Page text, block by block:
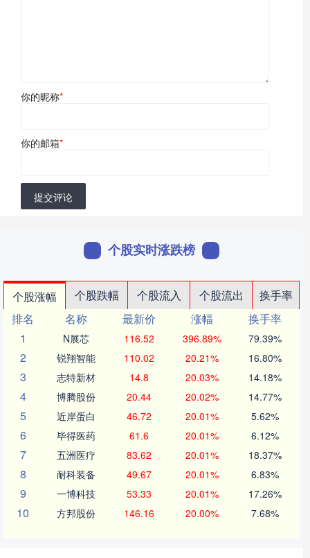
你的昵称*
你的邮箱*
提交评论
个股实时涨跌榜
个股涨幅 个股跌幅 个股流入 个股流出
换手率
排名
名称 最新价 涨幅
换手率
1
N展芯 116.52 396.89% 79.39%
2 锐翔智能 110.02 20.21% 16.80%
3 志特新材 14.8 20.03% 14.18%
4 博腾股份 20.44 20.02% 14.77%
5 近岸蛋白 46.72 20.01% 5.62%
6 毕得医药 61.6 20.01% 6.12%
7 五洲医疗 83.62 20.01% 18.37%
8 耐科装备 49.67 20.01% 6.83%
9 一博科技 53.33 20.01% 17.26%
10 方邦股份 146.16 20.00% 7.68%